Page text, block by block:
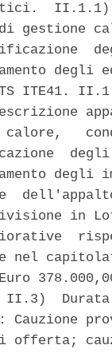
II.1.1)
gestione
ITE41.
in
nel
II.3)
Cauzione
offerta;